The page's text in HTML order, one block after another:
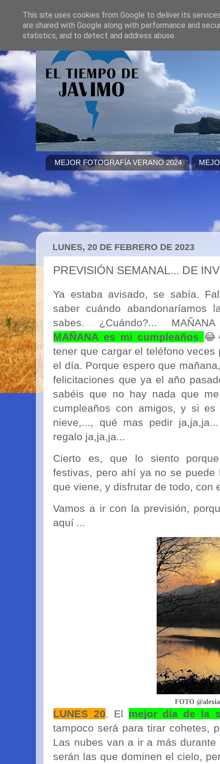
MEJOR FOTOGRAFÍA VERANO 2024
LUNES, 20 DE FEBRERO DE 2023
PREVISIÓN SEMANAL... DE
Ya estaba avisado, se sabía.
saber cuándo abandonaríamos
sabes. ¿Cuándo?...
MAÑANA es mi cumpleaños
tener que cargar el teléfono
el día. Porque espero que
felicitaciones que ya el año
sabéis que no hay nada que
cumpleaños con amigos, y si
nieve,..., qué mas pedir
regalo ja,ja,ja...
Cierto es, que lo siento
festivas, pero ahí ya no se puede
que viene, y disfrutar de todo, con
Vamos a ir con la previsión,
aquí ...
FOTO
LUNES 20 . El mejor día de la
tampoco será para tirar cohetes,
Las nubes van a ir a más
serán las que dominen el cielo,
This site uses cookies from Google to deliver its
are shared with Google along with performance and
statistics, and to detect and address abuse.